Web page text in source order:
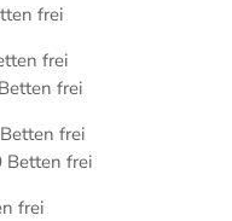
frei
frei
frei
frei
Betten frei
frei